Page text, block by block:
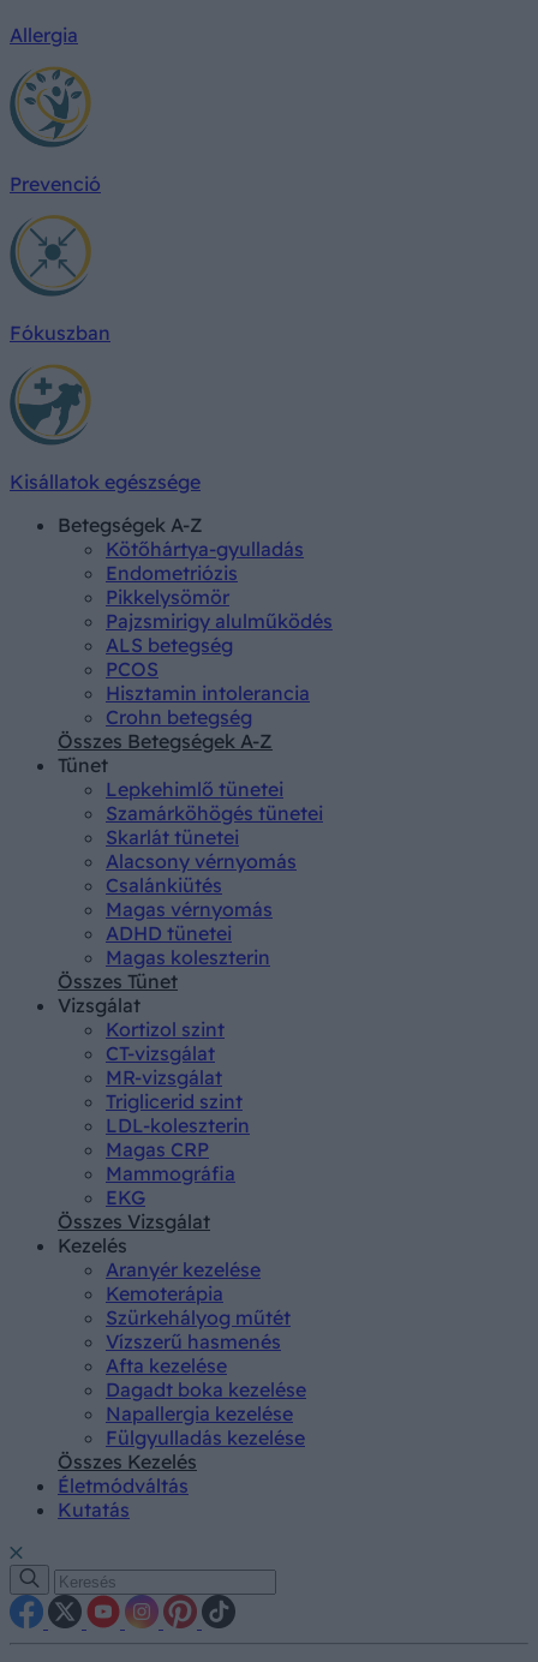
Allergia
Prevenció
Fókuszban
Kisállatok egészsége
Betegségek A-Z
Kötőhártya-gyulladás
Endometriózis
Pikkelysömör
Pajzsmirigy alulműködés
ALS betegség
PCOS
Hisztamin intolerancia
Crohn betegség
Összes Betegségek A-Z
Tünet
Lepkehimlő tünetei
Szamárköhögés tünetei
Skarlát tünetei
Alacsony vérnyomás
Csalánkiütés
Magas vérnyomás
ADHD tünetei
Magas koleszterin
Összes Tünet
Vizsgálat
Kortizol szint
CT-vizsgálat
MR-vizsgálat
Triglicerid szint
LDL-koleszterin
Magas CRP
Mammográfia
EKG
Összes Vizsgálat
Kezelés
Aranyér kezelése
Kemoterápia
Szürkehályog műtét
Vízszerű hasmenés
Afta kezelése
Dagadt boka kezelése
Napallergia kezelése
Fülgyulladás kezelése
Összes Kezelés
Életmódváltás
Kutatás